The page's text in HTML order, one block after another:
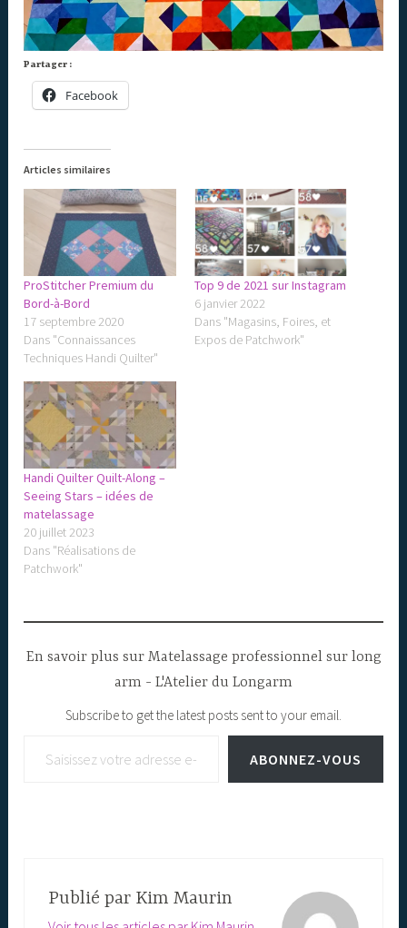
Partager :
Facebook
Articles similaires
ProStitcher Premium du
Bord-à-Bord
17 septembre 2020
Dans "Connaissances
Techniques Handi Quilter"
Top 9 de 2021 sur Instagram
6 janvier 2022
Dans "Magasins, Foires, et
Expos de Patchwork"
Handi Quilter Quilt-Along –
Seeing Stars – idées de
matelassage
20 juillet 2023
Dans "Réalisations de
Patchwork"
En savoir plus sur Matelassage professionnel sur long
arm - L'Atelier du Longarm
Subscribe to get the latest posts sent to your email.
ABONNEZ-VOUS
Publié par Kim Maurin